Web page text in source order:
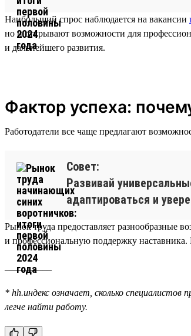
Наибольший спрос наблюдается на вакансии
но и открывают возможности для
и дальнейшего развития.
Фактор успеха:
Работодатели все чаще предлагают
Совет:
Развивай
адаптироваться и
Рынок труда предоставляет разнообразные
и профессиональную поддержку
__________
* hh.индекс означает, сколько
легче найти работу.